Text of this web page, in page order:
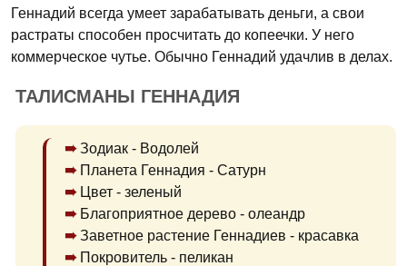
Геннадий всегда умеет зарабатывать деньги, а свои
растраты способен просчитать до копеечки. У него
коммерческое чутье. Обычно Геннадий удачлив в делах.
ТАЛИСМАНЫ ГЕННАДИЯ
Зодиак - Водолей
Планета Геннадия - Сатурн
Цвет - зеленый
Благоприятное дерево - олеандр
Заветное растение Геннадиев - красавка
Покровитель - пеликан